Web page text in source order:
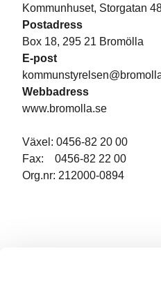
Kommunhuset, Storgatan
Postadress
Box 18, 295 21 Bromölla
E-post
Webbadress
www.bromolla.se
Växel: 0456-82 20 00
Fax: 0456-82 22 00
Org.nr: 212000-0894